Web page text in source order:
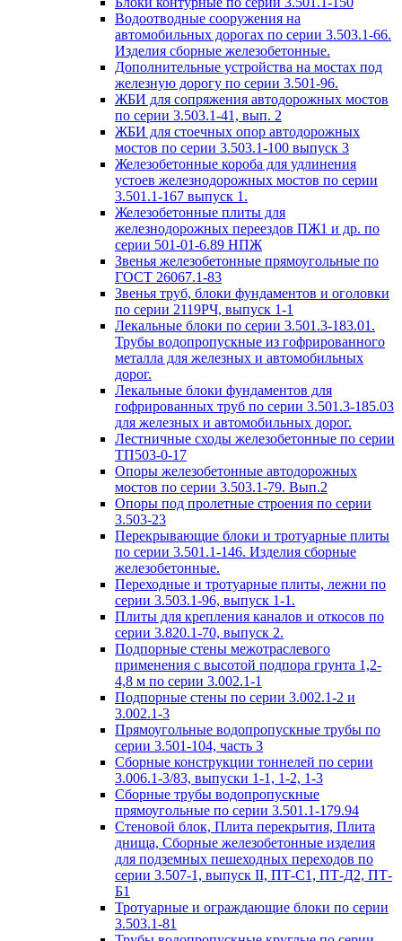
Водоотводные сооружения на
автомобильных дорогах по серии 3.503.1-66.
Изделия сборные железобетонные.
Дополнительные устройства на мостах под
железную дорогу по серии 3.501-96.
ЖБИ для сопряжения автодорожных мостов
по серии 3.503.1-41, вып. 2
ЖБИ для стоечных опор автодорожных
мостов по серии 3.503.1-100 выпуск 3
Железобетонные короба для удлинения
устоев железнодорожных мостов по серии
3.501.1-167 выпуск 1.
Железобетонные плиты для
железнодорожных переездов ПЖ1 и др. по
серии 501-01-6.89 НПЖ
Звенья железобетонные прямоугольные по
ГОСТ 26067.1-83
Звенья труб, блоки фундаментов и оголовки
по серии 2119РЧ, выпуск 1-1
Лекальные блоки по серии 3.501.3-183.01.
Трубы водопропускные из гофрированного
металла для железных и автомобильных
дорог.
Лекальные блоки фундаментов для
гофрированных труб по серии 3.501.3-185.03
для железных и автомобильных дорог.
Лестничные сходы железобетонные по серии
ТП503-0-17
Опоры железобетонные автодорожных
мостов по серии 3.503.1-79. Вып.2
Опоры под пролетные строения по серии
3.503-23
Перекрывающие блоки и тротуарные плиты
по серии 3.501.1-146. Изделия сборные
железобетонные.
Переходные и тротуарные плиты, лежни по
серии 3.503.1-96, выпуск 1-1.
Плиты для крепления каналов и откосов по
серии 3.820.1-70, выпуск 2.
Подпорные стены межотраслевого
применения с высотой подпора грунта 1,2-
4,8 м по серии 3.002.1-1
Подпорные стены по серии 3.002.1-2 и
3.002.1-3
Прямоугольные водопропускные трубы по
серии 3.501-104, часть 3
Сборные конструкции тоннелей по серии
3.006.1-3/83, выпуски 1-1, 1-2, 1-3
Сборные трубы водопропускные
прямоугольные по серии 3.501.1-179.94
Стеновой блок, Плита перекрытия, Плита
днища, Сборные железобетонные изделия
для подземных пешеходных переходов по
серии 3.507-1, выпуск II, ПТ-С1, ПТ-Д2, ПТ-
Б1
Тротуарные и ограждающие блоки по серии
3.503.1-81